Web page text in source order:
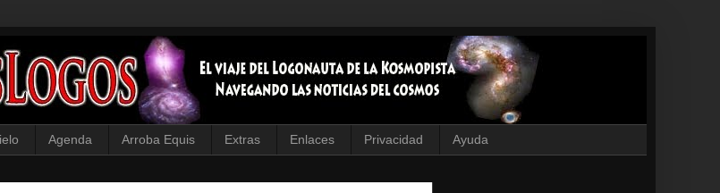
Agenda Arroba Equis Extras Enlaces Privacidad Ayuda